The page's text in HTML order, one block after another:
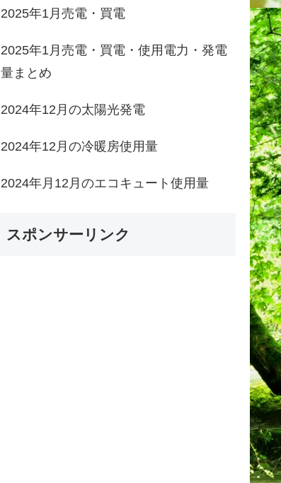
2025年1月売電・買電
2025年1月売電・買電・使用電力・発電
量まとめ
2024年12月の太陽光発電
2024年12月の冷暖房使用量
2024年月12月のエコキュート使用量
スポンサーリンク